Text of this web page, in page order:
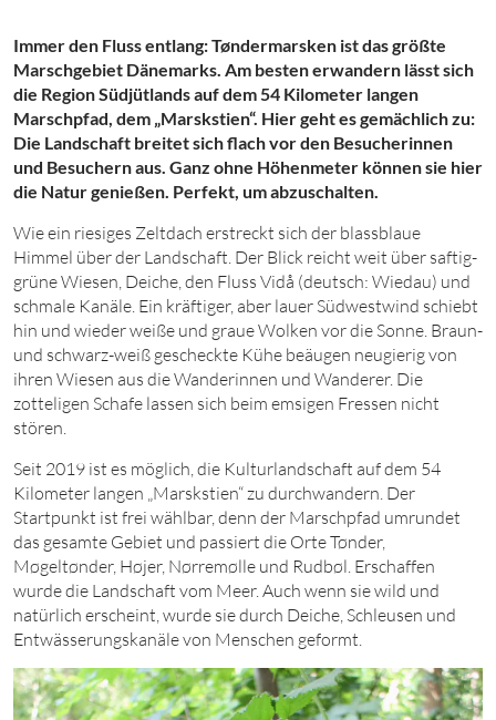
Immer den Fluss entlang: Tøndermarsken ist das größte
Marschgebiet Dänemarks. Am besten erwandern lässt sich
die Region Südjütlands auf dem54 Kilometer langen
Marschpfad, dem „Marskstien“. Hier geht es gemächlich zu:
Die Landschaft breitet sich flach vor den Besucherinnen
und Besuchern aus. Ganz ohne Höhenmeter können sie hier
die Natur genießen. Perfekt, um abzuschalten.
Wie ein riesiges Zeltdach erstreckt sich der blassblaue
Himmel über der Landschaft. Der Blick reicht weit über saftig-
grüne Wiesen, Deiche, den Fluss Vidå (deutsch: Wiedau) und
schmale Kanäle. Ein kräftiger, aber lauer Südwestwind schiebt
hin und wieder weiße und graue Wolken vor die Sonne. Braun-
und schwarz-weiß gescheckte Kühe beäugen neugierig von
ihren Wiesen aus die Wanderinnen und Wanderer. Die
zotteligen Schafe lassen sich beim emsigen Fressen nicht
stören.
Seit 2019 ist es möglich, die Kulturlandschaft auf dem 54
Kilometer langen „Marskstien“ zu durchwandern. Der
Startpunkt ist frei wählbar, denn der Marschpfad umrundet
das gesamte Gebiet und passiert die Orte Tønder,
Møgeltønder, Højer, Nørremølle und Rudbøl. Erschaffen
wurde die Landschaft vom Meer. Auch wenn sie wild und
natürlich erscheint, wurde sie durch Deiche, Schleusen und
Entwässerungskanäle von Menschen geformt.